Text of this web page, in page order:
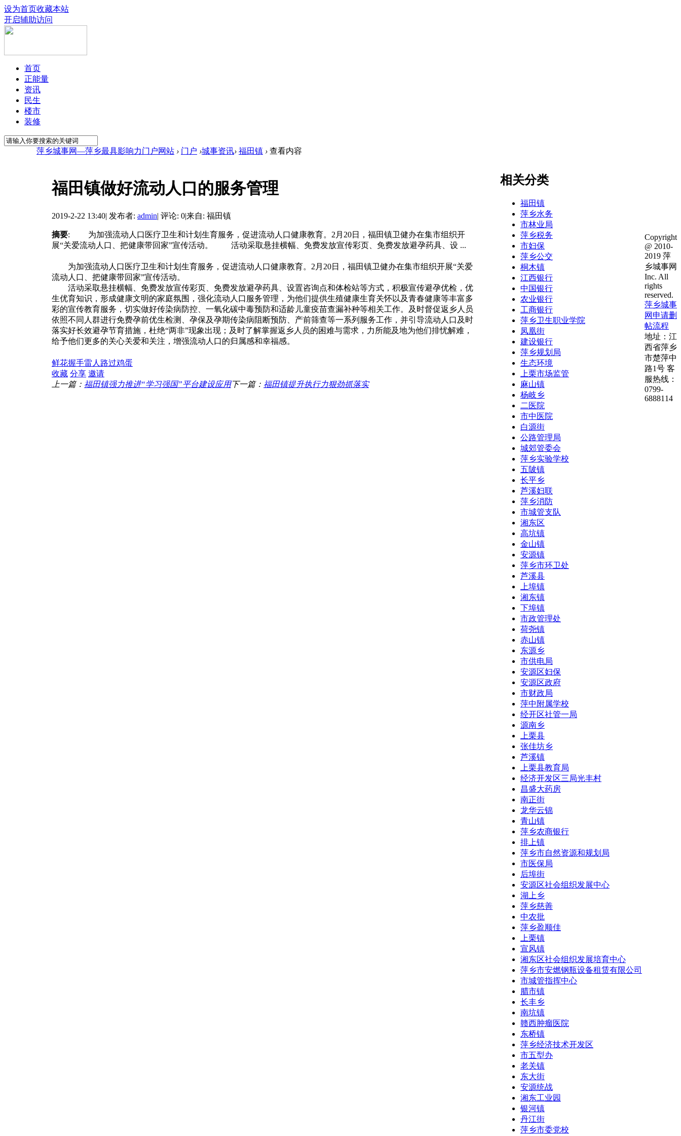
设为首页收藏本站
开启辅助访问
首页
正能量
资讯
民生
楼市
装修
萍乡城事网—萍乡最具影响力门户网站 › 门户 ›城事资讯› 福田镇 › 查看内容
福田镇做好流动人口的服务管理
2019-2-22 13:40| 发布者: admin| 评论: 0|来自: 福田镇
摘要: 为加强流动人口医疗卫生和计划生育服务，促进流动人口健康教育。2月20日，福田镇卫健办在集市组织开
展“关爱流动人口、把健康带回家”宣传活动。 活动采取悬挂横幅、免费发放宣传彩页、免费发放避孕药具、设 ...
为加强流动人口医疗卫生和计划生育服务，促进流动人口健康教育。2月20日，福田镇卫健办在集市组织开展“关爱
流动人口、把健康带回家”宣传活动。
活动采取悬挂横幅、免费发放宣传彩页、免费发放避孕药具、设置咨询点和体检站等方式，积极宣传避孕优检，优
生优育知识，形成健康文明的家庭氛围，强化流动人口服务管理，为他们提供生殖健康生育关怀以及青春健康等丰富多
彩的宣传教育服务，切实做好传染病防控、一氧化碳中毒预防和适龄儿童疫苗查漏补种等相关工作。及时督促返乡人员
依照不同人群进行免费孕前优生检测、孕保及孕期传染病阻断预防、产前筛查等一系列服务工作，并引导流动人口及时
落实好长效避孕节育措施，杜绝“两非”现象出现；及时了解掌握返乡人员的困难与需求，力所能及地为他们排忧解难，
给予他们更多的关心关爱和关注，增强流动人口的归属感和幸福感。
鲜花握手雷人 路过鸡蛋
收藏 分享 邀请
上一篇： 福田镇强力推进“学习强国”平台建设应用下一篇： 福田镇提升执行力狠劲抓落实
相关分类
福田镇
萍乡水务
市林业局
萍乡税务
市妇保
萍乡公交
桐木镇
江西银行
中国银行
农业银行
工商银行
萍乡卫生职业学院
凤凰街
建设银行
萍乡规划局
生态环境
上栗市场监管
麻山镇
杨岐乡
二医院
市中医院
白源街
公路管理局
城郊管委会
萍乡实验学校
五陂镇
长平乡
芦溪妇联
萍乡消防
市城管支队
湘东区
高坑镇
金山镇
安源镇
萍乡市环卫处
芦溪县
上埠镇
湘东镇
下埠镇
市政管理处
荷尧镇
赤山镇
东源乡
市供电局
安源区妇保
安源区政府
市财政局
萍中附属学校
经开区社管一局
源南乡
上栗县
张佳坊乡
芦溪镇
上栗县教育局
经济开发区三局光丰村
昌盛大药房
南正街
龙华云锦
青山镇
萍乡农商银行
排上镇
萍乡市自然资源和规划局
市医保局
后埠街
安源区社会组织发展中心
湖上乡
萍乡慈善
中农批
萍乡盈顺佳
上栗镇
宣风镇
湘东区社会组织发展培育中心
萍乡市安燃钢瓶设备租赁有限公司
市城管指挥中心
腊市镇
长丰乡
南坑镇
赣西肿瘤医院
东桥镇
萍乡经济技术开发区
市五型办
老关镇
东大街
安源统战
湘东工业园
银河镇
丹江街
萍乡市委党校
Copyright
@ 2010-
2019 萍
乡城事网
Inc. All
rights
reserved.
萍乡城事
网申请删
帖流程
地址：江
西省萍乡
市楚萍中
路1号 客
服热线：
0799-
6888114